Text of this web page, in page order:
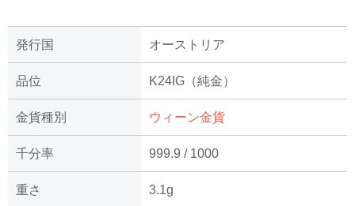
発行国 オーストリア
品位 K24IG（純金）
金貨種別 ウィーン金貨
千分率 999.9 / 1000
重さ 3.1g